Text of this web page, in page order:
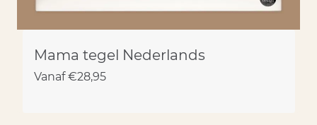
Mama tegel Nederlands
Vanaf €28,95